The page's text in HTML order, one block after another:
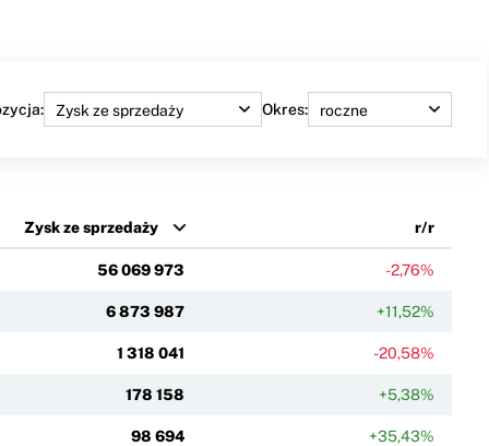
Okres:
Zysk ze sprzedaży r/r
56 069 973 -2,76%
6 873 987 +11,52%
1 318 041 -20,58%
178 158 +5,38%
98 694 +35,43%